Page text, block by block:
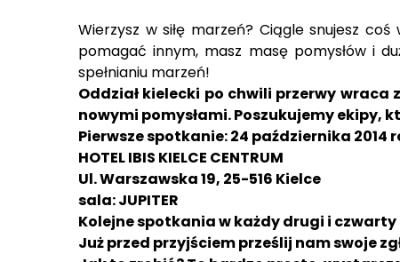
Wierzysz w siłę marzeń? Ciągle snujesz
pomagać innym, masz masę pomysłów i
spełnianiu marzeń!
Oddział kielecki po chwili przerwy
nowymi pomysłami. Poszukujemy ekipy,
Pierwsze spotkanie: 24 października 2014
HOTEL IBIS KIELCE CENTRUM
Ul. Warszawska 19, 25-516 Kielce
sala: JUPITER
Kolejne spotkania w każdy drugi i
Już przed przyjściem prześlij nam swoje